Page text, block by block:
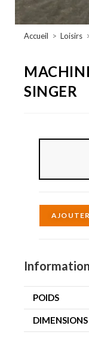
Accueil > Loisirs
SINGER
POIDS
DIMENSIONS